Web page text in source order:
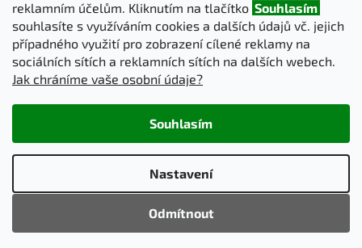
reklamním účelům. Kliknutím na tlačítko Souhlasím
souhlasíte s využíváním cookies a dalších údajů vč. jejich
případného využití pro zobrazení cílené reklamy na
sociálních sítích a reklamních sítích na dalších webech.
Jak chráníme vaše osobní údaje?
Nastavení
Odmítnout
Souhlasím
E-mail
PŘIHLÁSIT SE
nastavení cookies